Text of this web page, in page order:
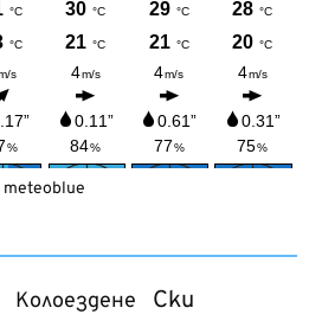
meteoblue
Колоездене Ски